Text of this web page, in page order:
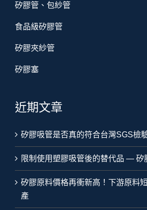
矽膠管、包紗管
食品級矽膠管
矽膠夾紗管
矽膠塞
近期文章
矽膠吸管是否真的符合台灣SGS檢
限制使用塑膠吸管後的替代品 — 矽
矽膠原料價格再衝新高！下游原料
產